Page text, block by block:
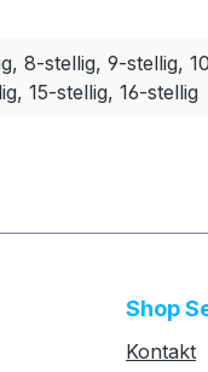
8-stellig, 9-stellig,
15-stellig, 16-stellig
Shop
Kontakt